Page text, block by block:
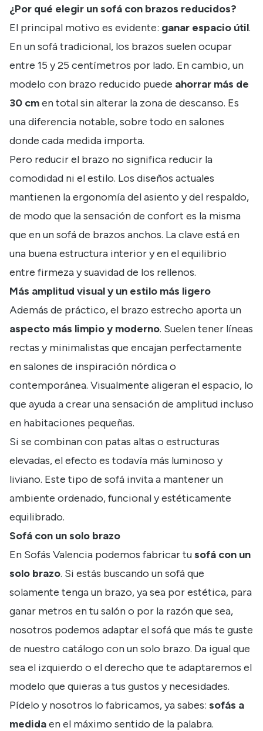
¿Por qué elegir un sofá con brazos reducidos?
El principal motivo es evidente: ganar espacio útil.
En un sofá tradicional, los brazos suelen ocupar
entre 15 y 25 centímetros por lado. En cambio, un
modelo con brazo reducido puede ahorrar más de
30 cmen total sin alterar la zona de descanso. Es
una diferencia notable, sobre todo en salones
donde cada medida importa.
Pero reducir el brazo no significa reducir la
comodidad ni el estilo. Los diseños actuales
mantienen la ergonomía del asiento y del respaldo,
de modo que la sensación de confort es la misma
que en un sofá de brazos anchos. La clave está en
una buena estructura interior y en el equilibrio
entre firmeza y suavidad de los rellenos.
Más amplitud visual y un estilo más ligero
Además de práctico, el brazo estrecho aporta un
aspecto más limpio y moderno. Suelen tener líneas
rectas y minimalistas que encajan perfectamente
en salones de inspiración nórdica o
contemporánea. Visualmente aligeran el espacio, lo
que ayuda a crear una sensación de amplitud incluso
en habitaciones pequeñas.
Si se combinan con patas altas o estructuras
elevadas, el efecto es todavía más luminoso y
liviano. Este tipo de sofá invita a mantener un
ambiente ordenado, funcional y estéticamente
equilibrado.
Sofá con un solo brazo
En Sofás Valencia podemos fabricar tusofá con un
solo brazo. Si estás buscando un sofá que
solamente tenga un brazo, ya sea por estética, para
ganar metros en tu salón o por la razón que sea,
nosotros podemos adaptar el sofá que más te guste
de nuestro catálogo con un solo brazo. Da igual que
sea el izquierdo o el derecho que te adaptaremos el
modelo que quieras a tus gustos y necesidades.
Pídelo y nosotros lo fabricamos, ya sabes: sofás a
medidaen el máximo sentido de la palabra.